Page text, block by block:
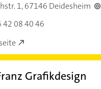
1,67146 Deidesheim
42 08 40 46
Grafikdesign